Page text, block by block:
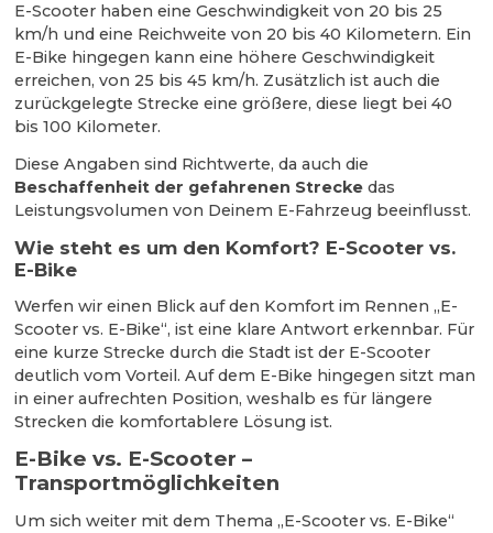
E-Scooter haben eine Geschwindigkeit von 20 bis 25
km/h und eine Reichweite von 20 bis 40 Kilometern. Ein
E-Bike hingegen kann eine höhere Geschwindigkeit
erreichen, von 25 bis 45 km/h. Zusätzlich ist auch die
zurückgelegte Strecke eine größere, diese liegt bei 40
bis 100 Kilometer.
Diese Angaben sind Richtwerte, da auch die
Beschaffenheit der gefahrenen Streckedas
Leistungsvolumen von Deinem E-Fahrzeug beeinflusst.
Wie steht es um den Komfort? E-Scooter vs.
E-Bike
Werfen wir einen Blick auf den Komfort im Rennen „E-
Scooter vs. E-Bike“, ist eine klare Antwort erkennbar. Für
eine kurze Strecke durch die Stadt ist der E-Scooter
deutlich vom Vorteil. Auf dem E-Bike hingegen sitzt man
in einer aufrechten Position, weshalb es für längere
Strecken die komfortablere Lösung ist.
E-Bike vs. E-Scooter –
Transportmöglichkeiten
Um sich weiter mit dem Thema „E-Scooter vs. E-Bike“